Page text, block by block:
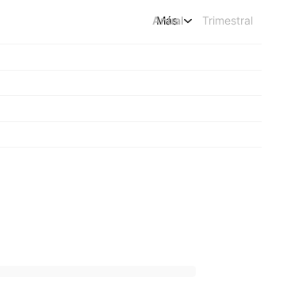
Anual Trimestral
Más